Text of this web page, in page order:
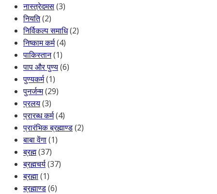
नास्त्रेदमस(3)
नियति(2)
निर्विकल्प समाधि(2)
निष्काम कर्म(4)
पाकिस्तान(1)
पाप और पुण्य(6)
पुण्यकर्म(1)
पुनर्जन्म(29)
प्रलय(3)
प्रारब्ध कर्म(4)
प्रारंभिक ब्रह्माण्ड(2)
बाबा वेंगा(1)
ब्रह्म(37)
ब्रह्मचर्य(37)
ब्रह्मा(1)
ब्रह्माण्ड(6)